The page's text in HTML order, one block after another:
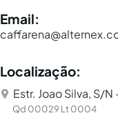
Email:
Localização:
Estr. Joao Silva, S/N
Qd 00029 Lt 0004